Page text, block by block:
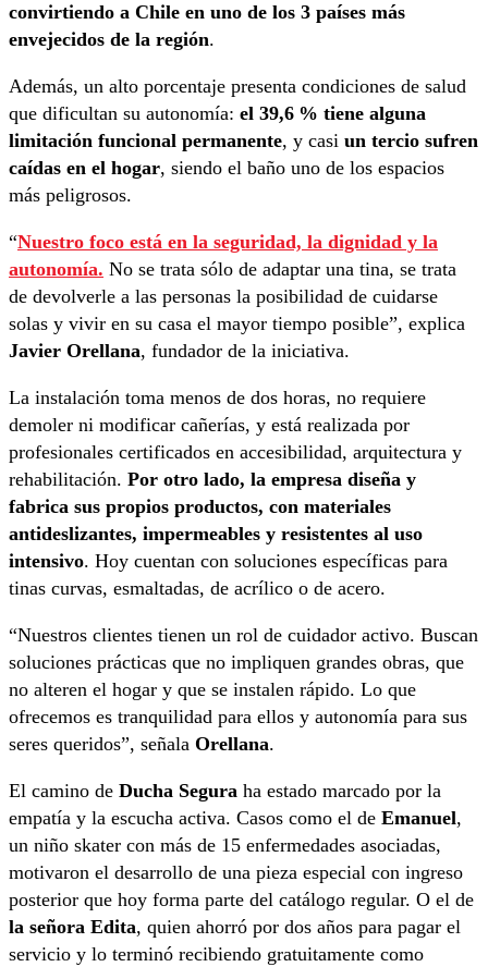
convirtiendo a Chile en uno de los 3 países más
envejecidos de la región.
Además, un alto porcentaje presenta condiciones de salud
que dificultan su autonomía: el 39,6 % tiene alguna
limitación funcional permanente, y casi un tercio sufren
caídas en el hogar, siendo el baño uno de los espacios
más peligrosos.
“Nuestro foco está en la seguridad, la dignidad y la
autonomía. No se trata sólo de adaptar una tina, se trata
de devolverle a las personas la posibilidad de cuidarse
solas y vivir en su casa el mayor tiempo posible”, explica
Javier Orellana, fundador de la iniciativa.
La instalación toma menos de dos horas, no requiere
demoler ni modificar cañerías, y está realizada por
profesionales certificados en accesibilidad, arquitectura y
rehabilitación. Por otro lado, la empresa diseña y
fabrica sus propios productos, con materiales
antideslizantes, impermeables y resistentes al uso
intensivo. Hoy cuentan con soluciones específicas para
tinas curvas, esmaltadas, de acrílico o de acero.
“Nuestros clientes tienen un rol de cuidador activo. Buscan
soluciones prácticas que no impliquen grandes obras, que
no alteren el hogar y que se instalen rápido. Lo que
ofrecemos es tranquilidad para ellos y autonomía para sus
seres queridos”, señala Orellana.
El camino de Ducha Segura ha estado marcado por la
empatía y la escucha activa. Casos como el de Emanuel,
un niño skater con más de 15 enfermedades asociadas,
motivaron el desarrollo de una pieza especial con ingreso
posterior que hoy forma parte del catálogo regular. O el de
la señora Edita, quien ahorró por dos años para pagar el
servicio y lo terminó recibiendo gratuitamente como